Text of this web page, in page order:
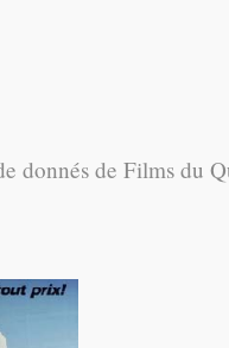
donnés de Films du